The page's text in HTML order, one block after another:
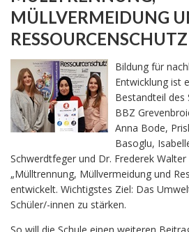
MÜLLVERMEIDUNG
RESSOURCENSCHUTZ
Bildung für
Entwicklung ist
Bestandteil des
BBZ
Anna Bode,
Basoglu,
Schwerdtfeger und Dr. Frederek
„Mülltrennung, Müllvermeidung und
entwickelt. Wichtigstes Ziel: Das
Schüler/-innen zu stärken.